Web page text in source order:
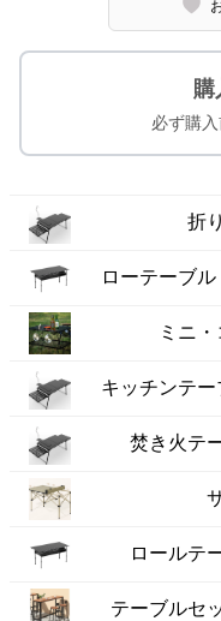
購
必ず購入
折
ローテーブル
ミニ
キッチンテー
焚き火テ
ロールテ
テーブルセ